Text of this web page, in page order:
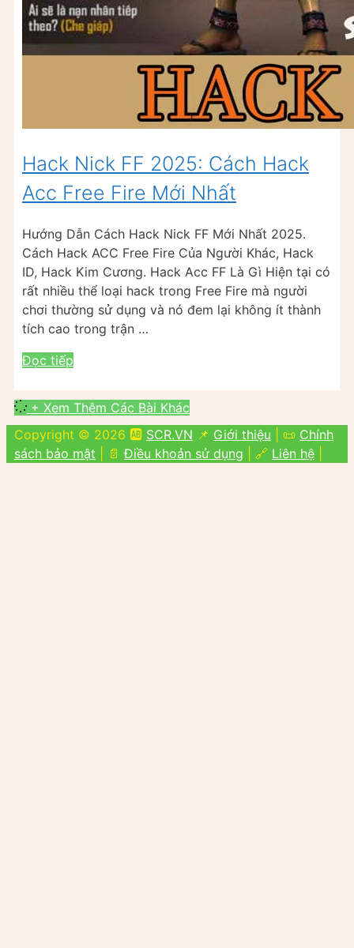
Hack Nick FF 2025: Cách Hack
Acc Free Fire Mới Nhất
Hướng Dẫn Cách Hack Nick FF Mới Nhất 2025.
Cách Hack ACC Free Fire Của Người Khác, Hack
ID, Hack Kim Cương. Hack Acc FF Là Gì Hiện tại có
rất nhiều thể loại hack trong Free Fire mà người
chơi thường sử dụng và nó đem lại không ít thành
tích cao trong trận …
Đọc tiếp
+ Xem Thêm Các Bài Khác
Copyright © 2026 🆎 SCR.VN 📌 Giới thiệu | 📜 Chính
sách bảo mật | 📄Điều khoản sử dụng | 🔗 Liên hệ